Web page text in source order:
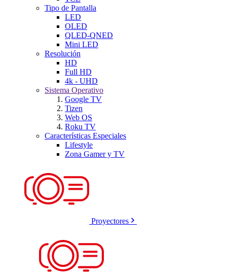
Tipo de Pantalla
LED
OLED
QLED-QNED
Mini LED
Resolución
HD
Full HD
4k - UHD
Sistema Operativo
Google TV
Tizen
Web OS
Roku TV
Características Especiales
Lifestyle
Zona Gamer y TV
Proyectores